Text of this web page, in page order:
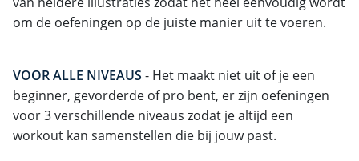
om de oefeningen op de juiste manier uit te voeren.
VOOR ALLE NIVEAUS - Het maakt niet uit of je een
beginner, gevorderde of pro bent, er zijn oefeningen
voor 3 verschillende niveaus zodat je altijd een
workout kan samenstellen die bij jouw past.